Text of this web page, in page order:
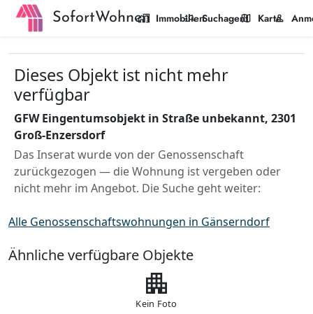
SofortWohnen
home_work Immobilien
manage_search Suchagent
map Karte
person
Dieses Objekt ist nicht mehr
verfügbar
GFW Eingentumsobjekt in Straße unbekannt, 2301
Groß-Enzersdorf
Das Inserat wurde von der Genossenschaft
zurückgezogen — die Wohnung ist vergeben oder
nicht mehr im Angebot. Die Suche geht weiter:
Alle Genossenschaftswohnungen in Gänserndorf
Ähnliche verfügbare Objekte
apartment
Kein Foto